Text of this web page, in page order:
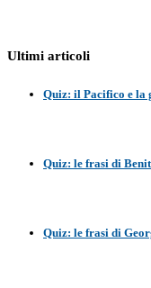
Ultimi articoli
Quiz: il Pacifico e la
Quiz: le frasi di
Quiz: le frasi di